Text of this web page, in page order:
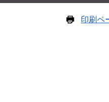
印刷ペ